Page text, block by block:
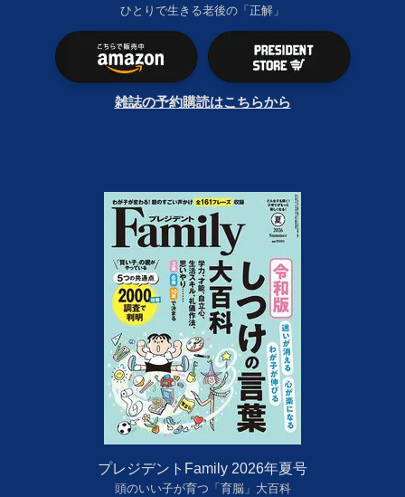
ひとりで生きる老後の「正解」
雑誌の予約購読はこちらから
プレジデントFamily 2026年夏号
頭のいい子が育つ「育脳」大百科